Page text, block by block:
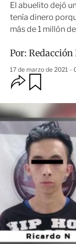
El abuelito dejó
tenía dinero
más de 1 millón
Por:
17 de marzo de 2021 -
O
p
i
o
e
s
d
e
c
o
m
p
a
r
t
i
r
d
a
r